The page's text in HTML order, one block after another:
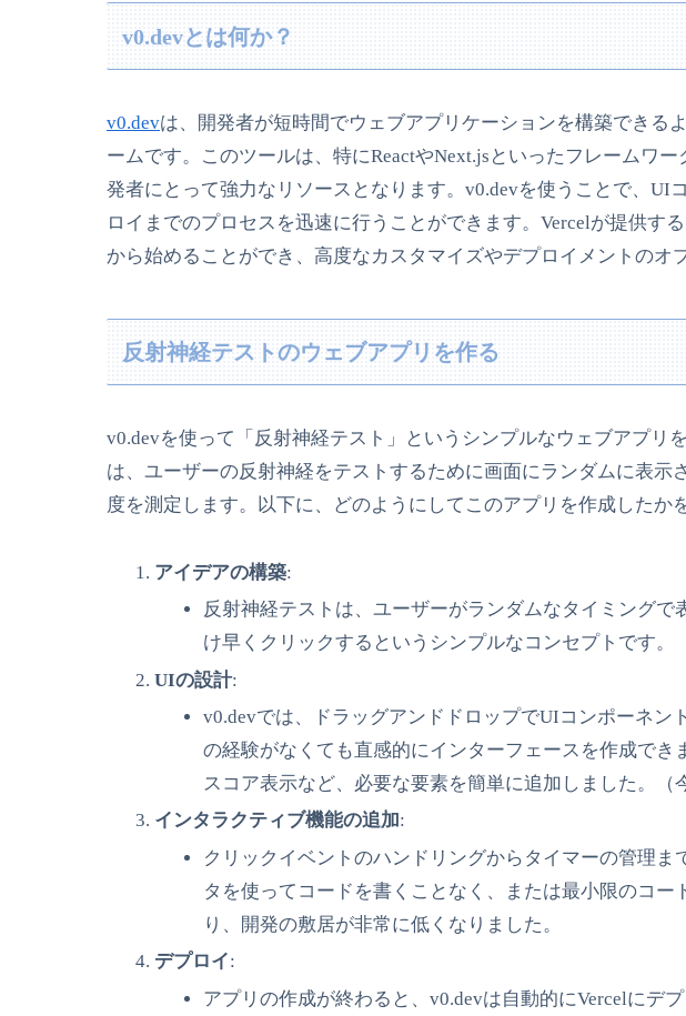
v0.devとは何か？
v0.devは、開発者が短時間でウェブアプリケーションを構築できる
ームです。このツールは、特にReactやNext.jsといったフレームワ
発者にとって強力なリソースとなります。v0.devを使うことで、UI
ロイまでのプロセスを迅速に行うことができます。Vercelが提供す
から始めることができ、高度なカスタマイズやデプロイメントのオ
反射神経テストのウェブアプリを作る
v0.devを使って「反射神経テスト」というシンプルなウェブアプリ
は、ユーザーの反射神経をテストするために画面にランダムに表示
度を測定します。以下に、どのようにしてこのアプリを作成したか
アイデアの構築:
反射神経テストは、ユーザーがランダムなタイミングで
け早くクリックするというシンプルなコンセプトです。
UIの設計:
v0.devでは、ドラッグアンドドロップでUIコンポーネン
の経験がなくても直感的にインターフェースを作成でき
スコア表示など、必要な要素を簡単に追加しました。（
インタラクティブ機能の追加 :
クリックイベントのハンドリングからタイマーの管理ま
タを使ってコードを書くことなく、または最小限のコー
り、開発の敷居が非常に低くなりました。
デプロイ:
アプリの作成が終わると、v0.devは自動的にVercelにデ